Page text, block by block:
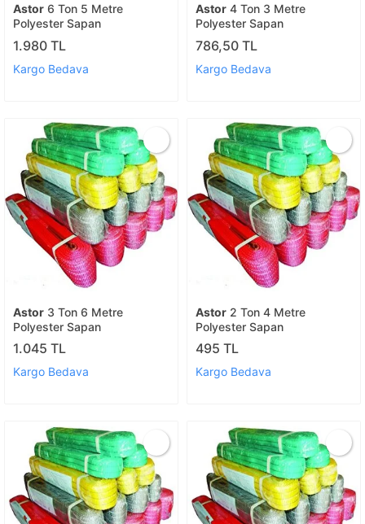
Astor 6 Ton 5 Metre
Polyester Sapan
1.980 TL
Kargo Bedava
Astor 4 Ton 3 Metre
Polyester Sapan
786,50 TL
Kargo Bedava
Astor 3 Ton 6 Metre
Polyester Sapan
1.045 TL
Kargo Bedava
Astor 2 Ton 4 Metre
Polyester Sapan
495 TL
Kargo Bedava